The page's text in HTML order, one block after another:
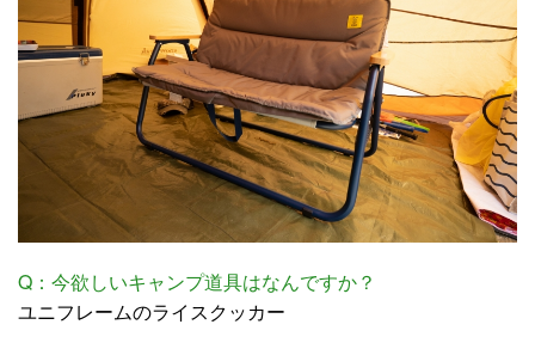
Q：今欲しいキャンプ道具はなんですか？
ユニフレームのライスクッカー